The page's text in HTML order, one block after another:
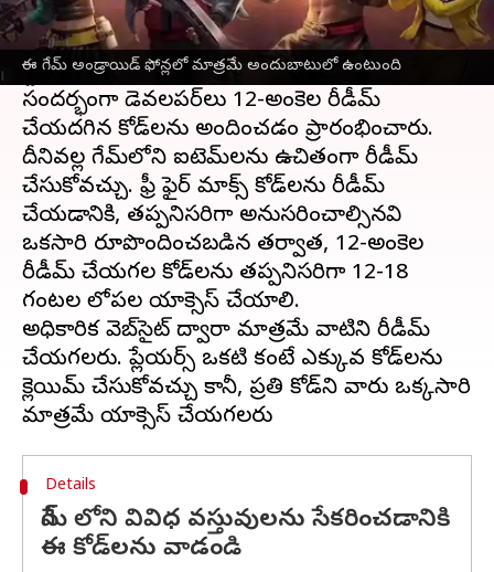
ఈ గేమ్ అండ్రాయిడ్ ఫోన్లలో మాత్రమే అందుబాటులో ఉంటుంది
Garena సెప్టెంబర్ 2021లో కాస్మెటిక్ అప్‌లతో ఫ్రీ ఫైర్
మాక్స్ ని విడుదల చేసింది. ఈమధ్యే గూగుల్ ప్లే
స్టోర్‌లో 100 మిలియన్ డౌన్‌లోడ్‌లు చేరుకుంది. ఈ
సందర్భంగా డెవలపర్‌లు 12-అంకెల రీడీమ్
చేయదగిన కోడ్‌లను అందించడం ప్రారంభించారు.
దీనివల్ల గేమ్‌లోని ఐటెమ్‌లను ఉచితంగా రీడీమ్
చేసుకోవచ్చు. ఫ్రీ ఫైర్ మాక్స్ కోడ్‌లను రీడీమ్
చేయడానికి, తప్పనిసరిగా అనుసరించాల్సినవి
ఒకసారి రూపొందించబడిన తర్వాత, 12-అంకెల
రీడీమ్ చేయగల కోడ్‌లను తప్పనిసరిగా 12-18
గంటల లోపల యాక్సెస్ చేయాలి.
అధికారిక వెబ్‌సైట్ ద్వారా మాత్రమే వాటిని రీడీమ్
చేయగలరు. ప్లేయర్స్ ఒకటి కంటే ఎక్కువ కోడ్‌లను
క్లెయిమ్ చేసుకోవచ్చు కానీ, ప్రతి కోడ్‌ని వారు ఒక్కసారి
Details
గేమ్ లోని వివిధ వస్తువులను సేకరించడానికి
ఈ కోడ్‌లను వాడండి